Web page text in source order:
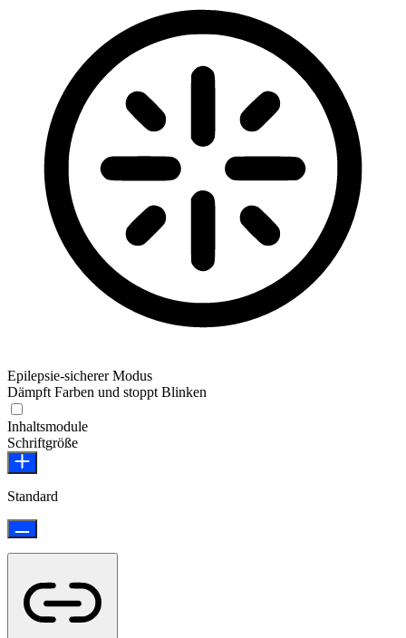
Epilepsie-sicherer Modus
Dämpft Farben und stoppt Blinken
Inhaltsmodule
Schriftgröße
Standard